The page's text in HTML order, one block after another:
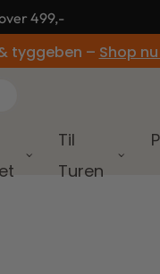
499,-
tyggeben – Shop
Til
Turen